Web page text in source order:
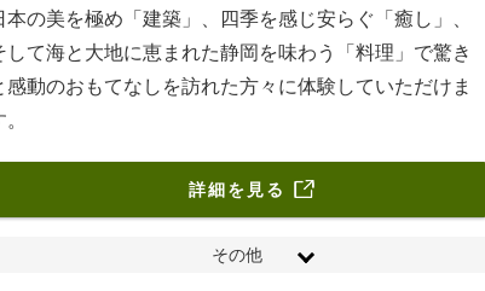
本の美を極め「建築」、四季を感じ安らぐ「癒し」、
して海と大地に恵まれた静岡を味わう「料理」で驚き
感動のおもてなしを訪れた方々に体験していただけま
詳細を見る
その他